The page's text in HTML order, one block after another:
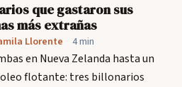
que gastaron sus
más extrañas
Llorente 4 min
en Nueva Zelanda hasta un
flotante: tres billonarios